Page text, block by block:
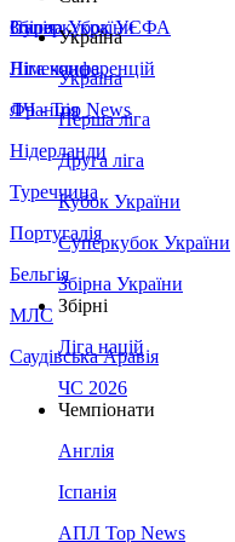
Збірна України
Італія
Німеччина
Франція
Нідерланди
Туреччина
Португалія
Бельгія
МЛС
Саудівська Аравія
Суперкубок УЄФА
Ліга конференцій
ЛЧ - Top News
Україна
Україна
Перша ліга
Друга ліга
Кубок України
Суперкубок України
Збірна України
Збірні
Ліга націй
ЧС 2026
Чемпіонати
Англія
Іспанія
АПЛ Top News